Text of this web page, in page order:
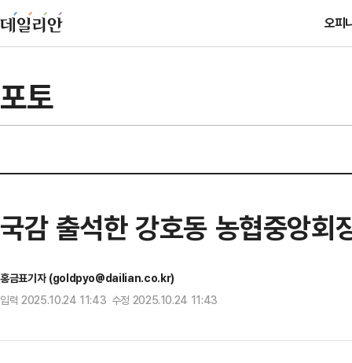
오피
포토
국감 출석한 강호동 농협중앙
홍금표기자 (goldpyo@dailian.co.kr)
입력 2025.10.24 11:43 수정 2025.10.24 11:43